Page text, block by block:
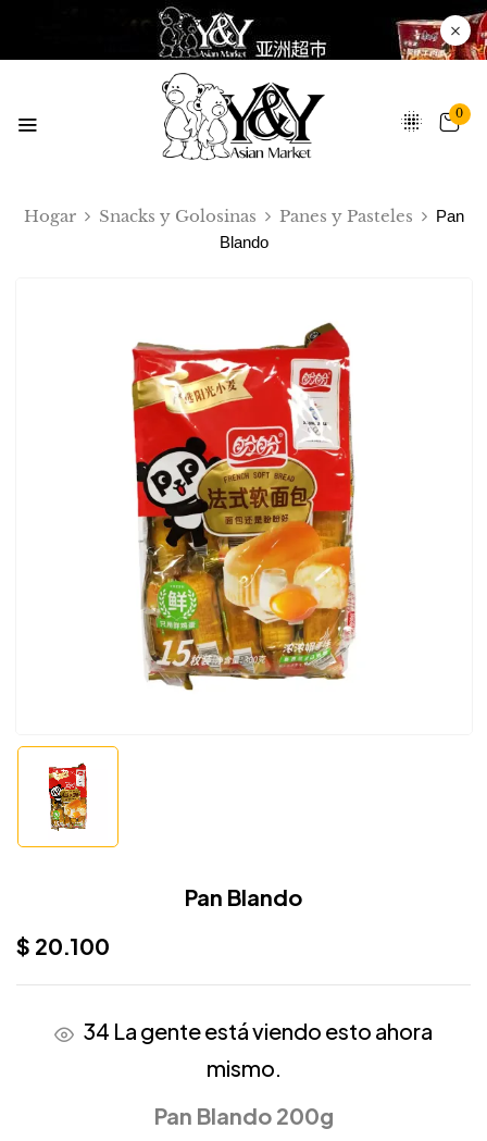
0
Hogar Snacks y Golosinas Panes y Pasteles
Pan
Blando
Pan Blando
$ 20.100
34 La gente está viendo esto ahora
mismo.
Pan Blando 200g